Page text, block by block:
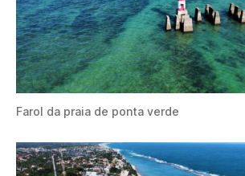
Farol da praia de ponta verde